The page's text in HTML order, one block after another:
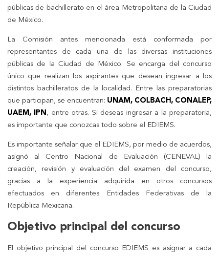
públicas de bachillerato en el área Metropolitana de la Ciudad
de México.
La Comisión antes mencionada está conformada por
representantes de cada una de las diversas instituciones
públicas de la Ciudad de México. Se encarga del concurso
único que realizan los aspirantes que desean ingresar a los
distintos bachilleratos de la localidad. Entre las preparatorias
que participan, se encuentran: UNAM, COLBACH, CONALEP,
UAEM, IPN , entre otras. Si deseas ingresar a la preparatoria,
es importante que conozcas todo sobre el EDIEMS.
Es importante señalar que el EDIEMS, por medio de acuerdos,
asignó al Centro Nacional de Evaluación (CENEVAL) la
creación, revisión y evaluación del examen del concurso,
gracias a la experiencia adquirida en otros concursos
efectuados en diferentes Entidades Federativas de la
República Mexicana.
Objetivo principal del concurso
El objetivo principal del concurso EDIEMS es asignar a cada